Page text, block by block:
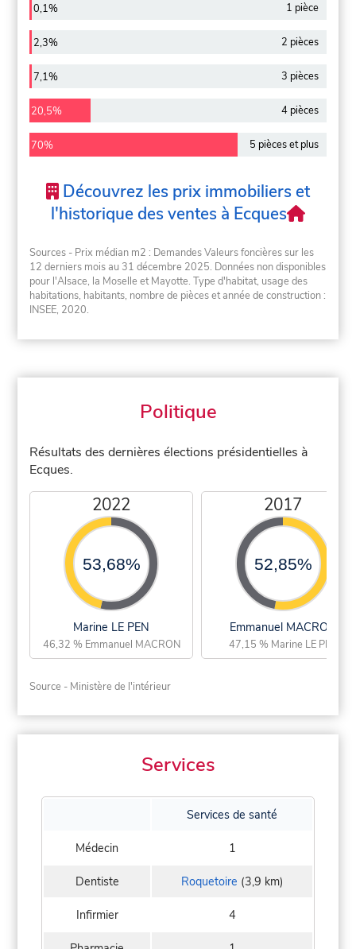
0,1% 1 pièce
2,3% 2 pièces
7,1% 3 pièces
20,5% 4 pièces
70% 5 pièces et plus
Découvrez les prix immobiliers et
l'historique des ventes à Ecques
Sources - Prix médian m2 : Demandes Valeurs foncières sur les
12 derniers mois au 31 décembre 2025. Données non disponibles
pour l'Alsace, la Moselle et Mayotte. Type d'habitat, usage des
habitations, habitants, nombre de pièces et année de construction :
INSEE, 2020.
Politique
Résultats des dernières élections présidentielles à
Ecques.
2022
53,68%
Marine LE PEN
46,32 % Emmanuel MACRON
2017
52,85%
Emmanuel MACRON
47,15 % Marine LE PEN
Source - Ministère de l'intérieur
Services
Services de santé
Médecin 1
Dentiste Roquetoire (3,9 km)
Infirmier 4